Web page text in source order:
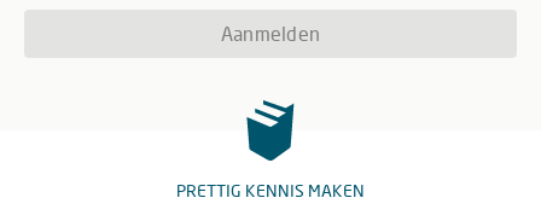
Aanmelden
PRETTIG KENNIS MAKEN